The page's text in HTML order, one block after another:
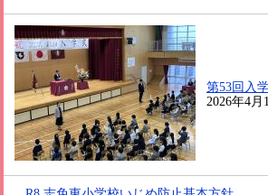
第53回入
2026年4月